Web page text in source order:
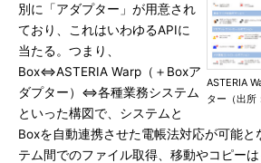
ASTERIA
ター（出所
別に「アダプター」が用意され
ており、これはいわゆるAPIに
当たる。つまり、
Box⇔ASTERIA Warp（＋Boxア
ダプター）⇔各種業務システム
といった構図で、システムと
Boxを自動連携させた電帳法対応が可能と
テム間でのファイル取得、移動やコピー